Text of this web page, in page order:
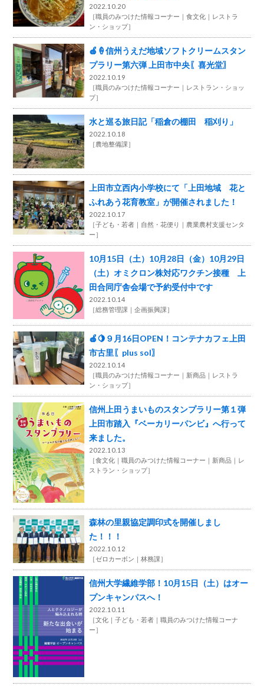
2022.10.20
［職員のみつけた情報コーナー 食文化
レストラ
ン・ショップ］
🍎🍦信州うえだ地域ソフトクリームスタン
プラリー第六弾 上田市中央〖喜光堂〗
2022.10.19
［職員のみつけた情報コーナー
レストラン・ショッ
プ］
水と巡る旅日記「稲倉の棚田 稲刈り」
2022.10.18
［農地整備課］
上田市立西内小学校にて「上田地域 花と
ふれあう花育教室」が開催されました！
2022.10.17
［子ども・若者 自然・花便り
農業農村支援センタ
ー］
10月15日（土）10月28日（金）10月29日
（土）オミクロン株対応ワクチン接種 上
田合同庁舎会場で予約受付中です
2022.10.14
［総務管理課 企画振興課］
🍎🍋９月16日OPEN！コンテナカフェ上田
市古里〖plus sol〗
2022.10.14
［職員のみつけた情報コーナー 新商品
レストラ
ン・ショップ］
信州上田うまいものスタンプラリー第１弾
上田市踏入『ベーカリーパンビ』へ行って
来ました。
2022.10.13
［食文化 職員のみつけた情報コーナー 新商品
レ
ストラン・ショップ］
森林の里親協定調印式を開催しまし
た！！！
2022.10.12
［ゼロカーボン 林務課］
信州大学繊維学部！10月15日（土）はオー
プンキャンパスへ！
2022.10.11
［文化 子ども・若者
職員のみつけた情報コーナ
ー］